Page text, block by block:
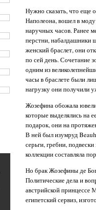
Нужно сказать, что еще
Наполеона, вошел в
наручных часов. Ранее
перстни, набалдашники
женский браслет, они
по сей день. Сочетание
одним из
часы в браслете были
нагрузку они получили
Жозефина обожала
которые выделялись на
подарок, они на
В ней был изумруд
серьги, гребни,
коллекции составляла
Но брак Жозефины де
Политические дела и
австрийской
египетский сервиз,